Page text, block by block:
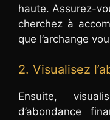
haute. Assurez-
cherchez à
que l’archange
2. Visualisez
Ensuite,
d’abondance